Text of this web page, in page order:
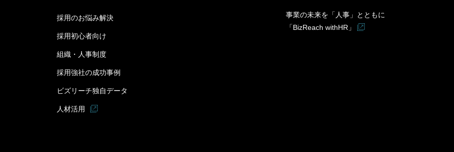
採用のお悩み解決
採用初心者向け
組織・人事制度
採用強社の成功事例
ビズリーチ独自データ
人材活用
事業の未来を「人事」とともに
「BizReach withHR」